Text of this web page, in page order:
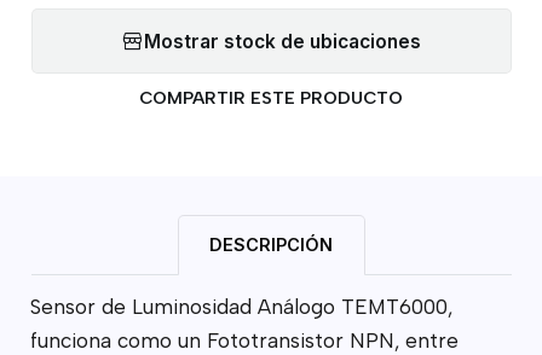
Mostrar stock de ubicaciones
COMPARTIR ESTE PRODUCTO
DESCRIPCIÓN
Sensor de Luminosidad Análogo TEMT6000,
funciona como un Fototransistor NPN, entre